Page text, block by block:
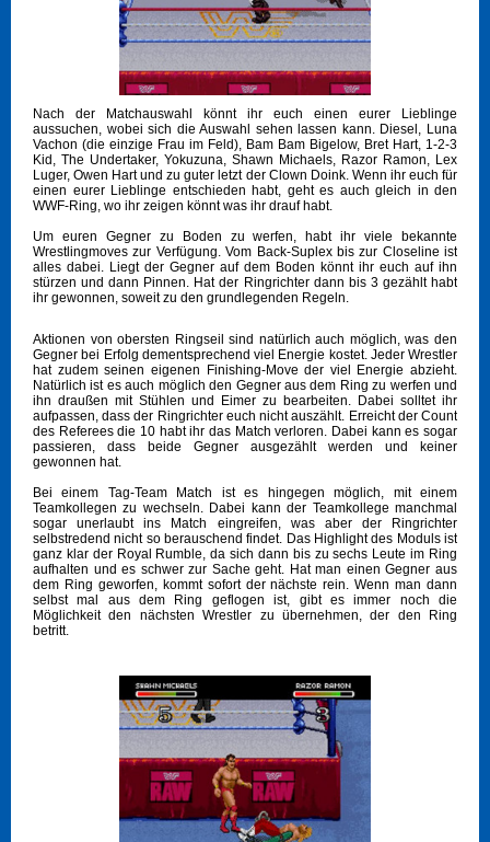
Nach der Matchauswahl könnt ihr euch einen eurer Lieblinge
aussuchen, wobei sich die Auswahl sehen lassen kann. Diesel, Luna
Vachon (die einzige Frau im Feld), Bam Bam Bigelow, Bret Hart, 1-2-3
Kid, The Undertaker, Yokuzuna, Shawn Michaels, Razor Ramon, Lex
Luger, Owen Hart und zu guter letzt der Clown Doink. Wenn ihr euch für
einen eurer Lieblinge entschieden habt, geht es auch gleich in den
WWF-Ring, wo ihr zeigen könnt was ihr drauf habt.
Um euren Gegner zu Boden zu werfen, habt ihr viele bekannte
Wrestlingmoves zur Verfügung. Vom Back-Suplex bis zur Closeline ist
alles dabei. Liegt der Gegner auf dem Boden könnt ihr euch auf ihn
stürzen und dann Pinnen. Hat der Ringrichter dann bis 3 gezählt habt
ihr gewonnen, soweit zu den grundlegenden Regeln.
Aktionen von obersten Ringseil sind natürlich auch möglich, was den
Gegner bei Erfolg dementsprechend viel Energie kostet. Jeder Wrestler
hat zudem seinen eigenen Finishing-Move der viel Energie abzieht.
Natürlich ist es auch möglich den Gegner aus dem Ring zu werfen und
ihn draußen mit Stühlen und Eimer zu bearbeiten. Dabei solltet ihr
aufpassen, dass der Ringrichter euch nicht auszählt. Erreicht der Count
des Referees die 10 habt ihr das Match verloren. Dabei kann es sogar
passieren, dass beide Gegner ausgezählt werden und keiner
gewonnen hat.
Bei einem Tag-Team Match ist es hingegen möglich, mit einem
Teamkollegen zu wechseln. Dabei kann der Teamkollege manchmal
sogar unerlaubt ins Match eingreifen, was aber der Ringrichter
selbstredend nicht so berauschend findet. Das Highlight des Moduls ist
ganz klar der Royal Rumble, da sich dann bis zu sechs Leute im Ring
aufhalten und es schwer zur Sache geht. Hat man einen Gegner aus
dem Ring geworfen, kommt sofort der nächste rein. Wenn man dann
selbst mal aus dem Ring geflogen ist, gibt es immer noch die
Möglichkeit den nächsten Wrestler zu übernehmen, der den Ring
betritt.